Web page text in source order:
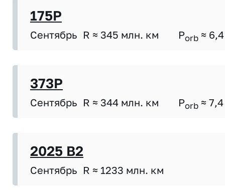
175P
Сентябрь R ≈ 345 млн. км Porb ≈ 6,4
373P
Сентябрь R ≈ 344 млн. км Porb ≈ 7,4
2025 B2
Сентябрь R ≈ 1233 млн. км